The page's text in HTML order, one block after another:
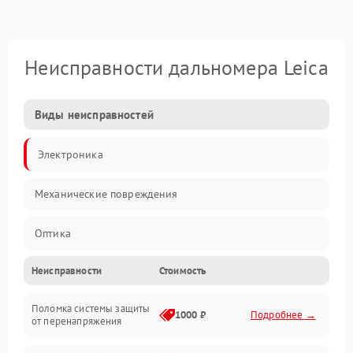
Неисправности дальномера Leica
Виды неисправностей
Электроника
Механические повреждения
Оптика
Неисправности Стоимость
Поломка системы защиты
от перенапряжения
1000 ₽ Подробнее →